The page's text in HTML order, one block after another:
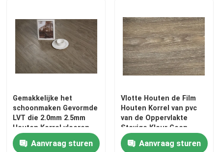
Gemakkelijke het
schoonmaken Gevormde
LVT die 2.0mm 2.5mm
Houten Korrel vloeren
Aanvraag sturen
Vlotte Houten de Film
Houten Korrel van pvc
van de Oppervlakte
Stevige Kleur Geen
Kleur het Langzaam
verdwijnenAanvraag sturen